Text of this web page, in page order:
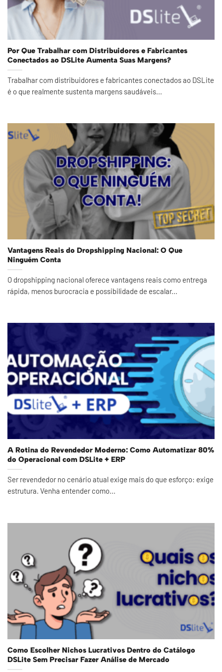
Por Que Trabalhar com Distribuidores e Fabricantes
Conectados ao DSLite Aumenta Suas Margens?
Trabalhar com distribuidores e fabricantes conectados ao DSLite
é o que realmente sustenta margens saudáveis...
Vantagens Reais do Dropshipping Nacional: O Que
Ninguém Conta
O dropshipping nacional oferece vantagens reais como entrega
rápida, menos burocracia e possibilidade de escalar...
A Rotina do Revendedor Moderno: Como Automatizar 80%
do Operacional com DSLite + ERP
Ser revendedor no cenário atual exige mais do que esforço: exige
estrutura. Venha entender como...
Como Escolher Nichos Lucrativos Dentro do Catálogo
DSLite Sem Precisar Fazer Análise de Mercado